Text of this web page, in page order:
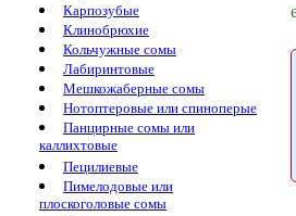
Карпозубые
Клинобрюхие
Кольчужные сомы
Лабиринтовые
Мешкожаберные сомы
Нотоптеровые или спиноперые
Панцирные сомы или
каллихтовые
Пецилиевые
Пимелодовые или
плоскоголовые сомы